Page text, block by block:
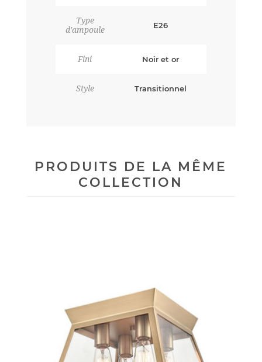
Type
d'ampoule
E26
Fini Noir et or
Style Transitionnel
PRODUITS DE LA MÊME
COLLECTION